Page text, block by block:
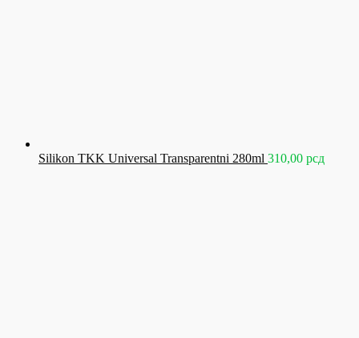
Silikon TKK Universal Transparentni 280ml 310,00 рсд